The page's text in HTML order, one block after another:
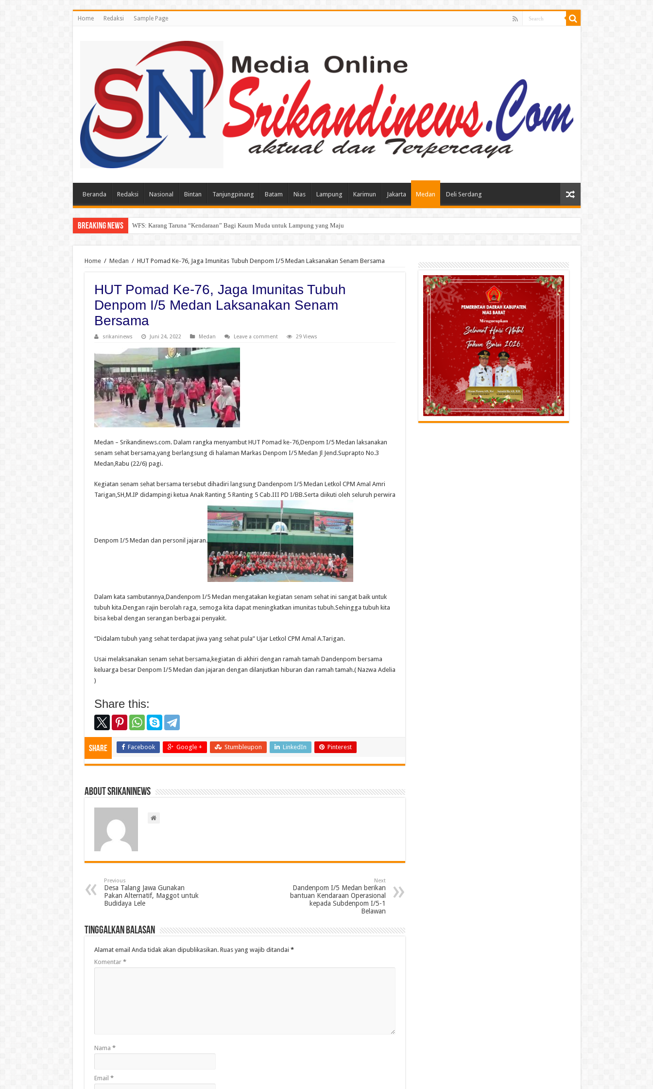
Home Redaksi Sample Page
Beranda Redaksi Nasional Bintan Tanjungpinang Batam Nias Lampung Karimun Jakarta Medan Deli Serdang
Breaking News WFS: Karang Taruna “Kendaraan” Bagi Kaum Muda untuk Lampung yang Maju
DPD For- WIN Lampung Selatan: Selamat kepada 12 Pejabat JPTP Lampung Selatan
Home / Medan / HUT Pomad Ke-76, Jaga Imunitas Tubuh Denpom I/5 Medan Laksanakan Senam Bersama
HUT Pomad Ke-76, Jaga Imunitas Tubuh
Denpom I/5 Medan Laksanakan Senam
Bersama
srikaninews Juni 24, 2022 Medan Leave a comment 29 Views
Medan – Srikandinews.com. Dalam rangka menyambut HUT Pomad ke-76,Denpom I/5 Medan laksanakan
senam sehat bersama,yang berlangsung di halaman Markas Denpom I/5 Medan Jl Jend.Suprapto No.3
Medan,Rabu (22/6) pagi.
Kegiatan senam sehat bersama tersebut dihadiri langsung Dandenpom I/5 Medan Letkol CPM Amal Amri
Tarigan,SH,M.IP didampingi ketua Anak Ranting 5 Ranting 5 Cab.III PD I/BB.Serta diikuti oleh seluruh perwira
Denpom I/5 Medan dan personil jajaran.
Dalam kata sambutannya,Dandenpom I/5 Medan mengatakan kegiatan senam sehat ini sangat baik untuk
tubuh kita.Dengan rajin berolah raga, semoga kita dapat meningkatkan imunitas tubuh.Sehingga tubuh kita
bisa kebal dengan serangan berbagai penyakit.
“Didalam tubuh yang sehat terdapat jiwa yang sehat pula” Ujar Letkol CPM Amal A.Tarigan.
Usai melaksanakan senam sehat bersama,kegiatan di akhiri dengan ramah tamah Dandenpom bersama
keluarga besar Denpom I/5 Medan dan jajaran dengan dilanjutkan hiburan dan ramah tamah.( Nazwa Adelia
)
Share this:
Share Facebook Google + Stumbleupon LinkedIn Pinterest
About srikaninews
Previous
Desa Talang Jawa Gunakan
Pakan Alternatif, Maggot untuk
Budidaya Lele
Next
Dandenpom I/5 Medan berikan
bantuan Kendaraan Operasional
kepada Subdenpom I/5-1
Belawan
Tinggalkan Balasan
Alamat email Anda tidak akan dipublikasikan. Ruas yang wajib ditandai *
Komentar *
Nama *
Email *